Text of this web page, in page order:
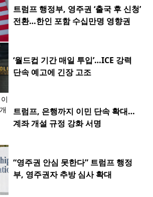
트럼프 행정부, 영주권 ‘출국 후 신청’
전환…한인 포함 수십만명 영향권
‘월드컵 기간 매일 투입’…ICE 강력
단속 예고에 긴장 고조
트럼프, 은행까지 이민 단속 확대…
계좌 개설 규정 강화 서명
“영주권 안심 못한다” 트럼프 행정
부, 영주권자 추방 심사 확대